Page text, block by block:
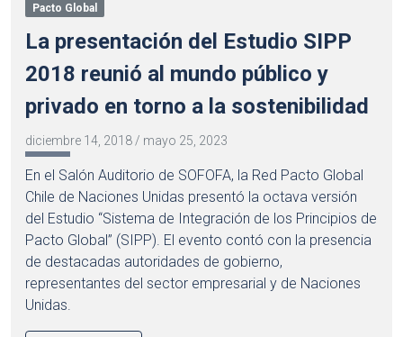
Pacto Global
La presentación del Estudio SIPP
2018 reunió al mundo público y
privado en torno a la sostenibilidad
diciembre 14, 2018 / mayo 25, 2023
En el Salón Auditorio de SOFOFA, la Red Pacto Global
Chile de Naciones Unidas presentó la octava versión
del Estudio “Sistema de Integración de los Principios de
Pacto Global” (SIPP). El evento contó con la presencia
de destacadas autoridades de gobierno,
representantes del sector empresarial y de Naciones
Unidas.